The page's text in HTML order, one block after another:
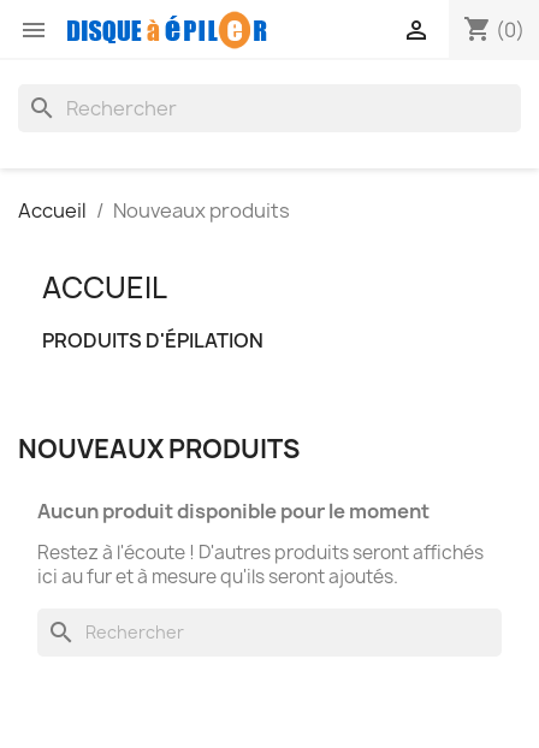
 shopping_cart (0)

search
Accueil Nouveaux produits
ACCUEIL
PRODUITS D'ÉPILATION
NOUVEAUX PRODUITS
Aucun produit disponible pour le moment
Restez à l'écoute ! D'autres produits seront affichés
ici au fur et à mesure qu'ils seront ajoutés.
search